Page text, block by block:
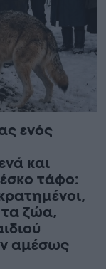
ενός
και
τάφο:
ζώα,
αμέσως